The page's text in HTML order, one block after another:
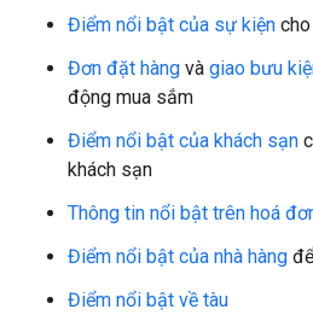
Điểm nổi bật của sự kiện
Đơn đặt hàng và giao bưu
động mua sắm
Điểm nổi bật của khách sạn
khách sạn
Thông tin nổi bật trên hoá
Điểm nổi bật của nhà hàng
Điểm nổi bật về tàu